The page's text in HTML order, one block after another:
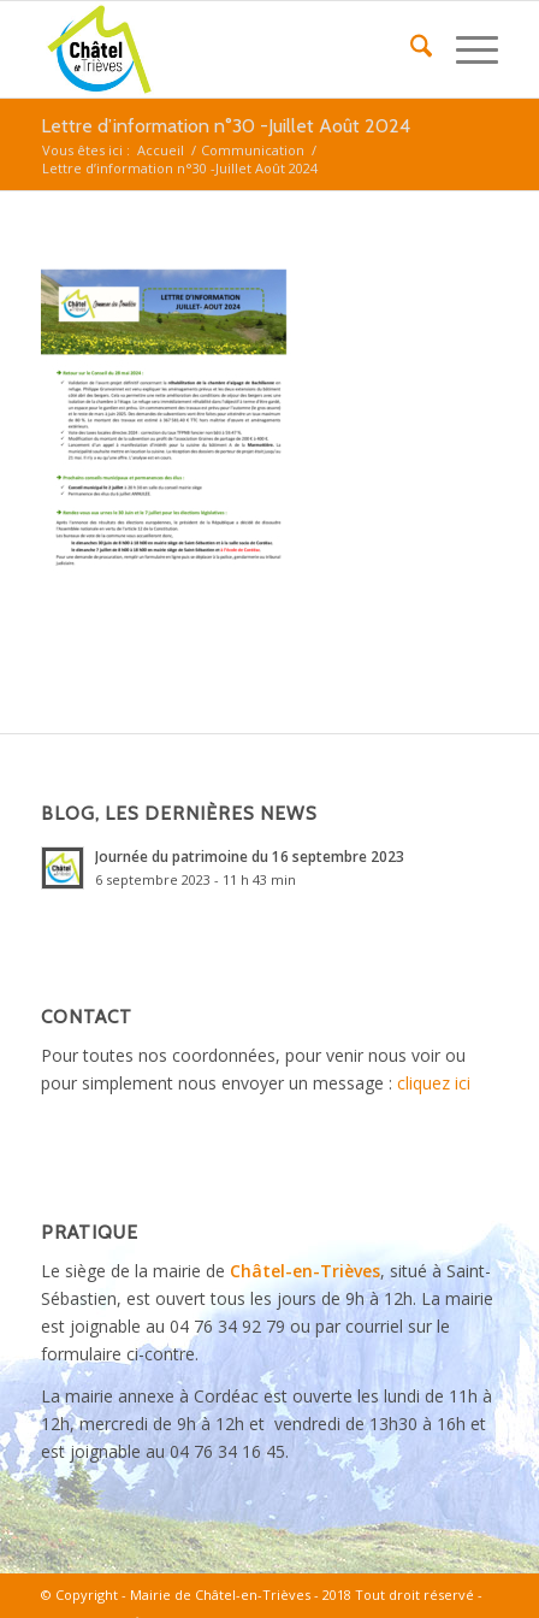
Lettre d’information n°30 -Juillet Août 2024
Vous êtes ici : Accueil / Communication /
Lettre d’information n°30 -Juillet Août 2024
BLOG, LES DERNIÈRES NEWS
Journée du patrimoine du 16 septembre 2023
6 septembre 2023 - 11 h 43 min
CONTACT
Pour toutes nos coordonnées, pour venir nous voir ou
pour simplement nous envoyer un message : cliquez ici
PRATIQUE
Le siège de la mairie de Châtel-en-Trièves, situé à Saint-
Sébastien, est ouvert tous les jours de 9h à 12h. La mairie
est joignable au 04 76 34 92 79 ou par courriel sur le
formulaire ci-contre.
La mairie annexe à Cordéac est ouverte les lundi de 11h à
12h, mercredi de 9h à 12h et vendredi de 13h30 à 16h et
est joignable au 04 76 34 16 45.
© Copyright - Mairie de Châtel-en-Trièves - 2018 Tout droit réservé -